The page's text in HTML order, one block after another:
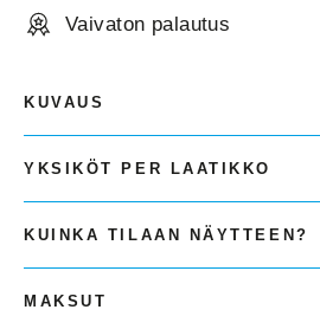
Vaivaton palautus
KUVAUS
YKSIKÖT PER LAATIKKO
KUINKA TILAAN NÄYTTEEN?
MAKSUT